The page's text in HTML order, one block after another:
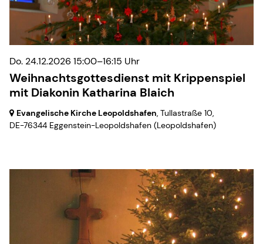
Do. 24.12.2026 15:00–16:15 Uhr
Weihnachtsgottesdienst mit Krippenspiel
mit Diakonin Katharina Blaich
Evangelische Kirche Leopoldshafen, Tullastraße 10,
DE-76344 Eggenstein-Leopoldshafen (Leopoldshafen)